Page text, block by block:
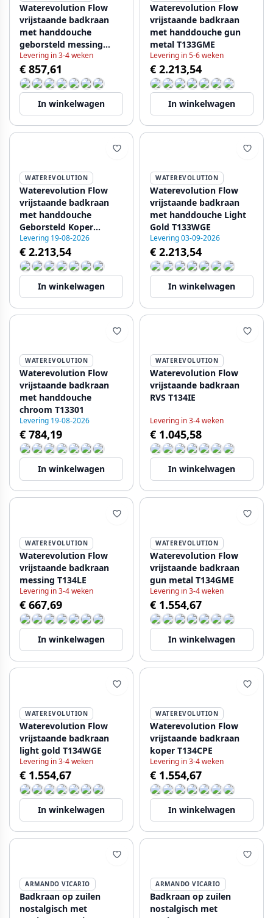
Waterevolution Flow
vrijstaande badkraan
met handdouche
geborsteld messing
T133LE
Levering in 3-4 weken
€ 857,61
In winkelwagen
Waterevolution Flow
vrijstaande badkraan
met handdouche gun
metal T133GME
Levering in 5-6 weken
€ 2.213,54
In winkelwagen
WATEREVOLUTION
Waterevolution Flow
vrijstaande badkraan
met handdouche
Geborsteld Koper
T133CPE
Levering 19-08-2026
€ 2.213,54
In winkelwagen
WATEREVOLUTION
Waterevolution Flow
vrijstaande badkraan
met handdouche Light
Gold T133WGE
Levering 03-09-2026
€ 2.213,54
In winkelwagen
WATEREVOLUTION
Waterevolution Flow
vrijstaande badkraan
met handdouche
chroom T13301
Levering 19-08-2026
€ 784,19
In winkelwagen
WATEREVOLUTION
Waterevolution Flow
vrijstaande badkraan
RVS T134IE
Levering in 3-4 weken
€ 1.045,58
In winkelwagen
WATEREVOLUTION
Waterevolution Flow
vrijstaande badkraan
messing T134LE
Levering in 3-4 weken
€ 667,69
In winkelwagen
WATEREVOLUTION
Waterevolution Flow
vrijstaande badkraan
gun metal T134GME
Levering in 3-4 weken
€ 1.554,67
In winkelwagen
WATEREVOLUTION
Waterevolution Flow
vrijstaande badkraan
light gold T134WGE
Levering in 3-4 weken
€ 1.554,67
In winkelwagen
WATEREVOLUTION
Waterevolution Flow
vrijstaande badkraan
koper T134CPE
Levering in 3-4 weken
€ 1.554,67
In winkelwagen
ARMANDO VICARIO
Badkraan op zuilen
nostalgisch met
ARMANDO VICARIO
Badkraan op zuilen
nostalgisch met